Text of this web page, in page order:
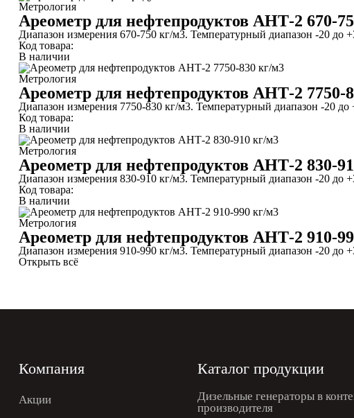
Метрология
Ареометр для нефтепродуктов АНТ-2 670-
Диапазон измерения 670-750 кг/м3. Температурный диапазон -20 до
Код товара:
В наличии
Метрология
Ареометр для нефтепродуктов АНТ-2 7750-
Диапазон измерения 7750-830 кг/м3. Температурный диапазон -20
Код товара:
В наличии
Метрология
Ареометр для нефтепродуктов АНТ-2 830-
Диапазон измерения 830-910 кг/м3. Температурный диапазон -20 до
Код товара:
В наличии
Метрология
Ареометр для нефтепродуктов АНТ-2 910-
Диапазон измерения 910-990 кг/м3. Температурный диапазон -20 до
Открыть всё
Компания
Акции
Каталог продукции
Дизельные генераторы в
производителя